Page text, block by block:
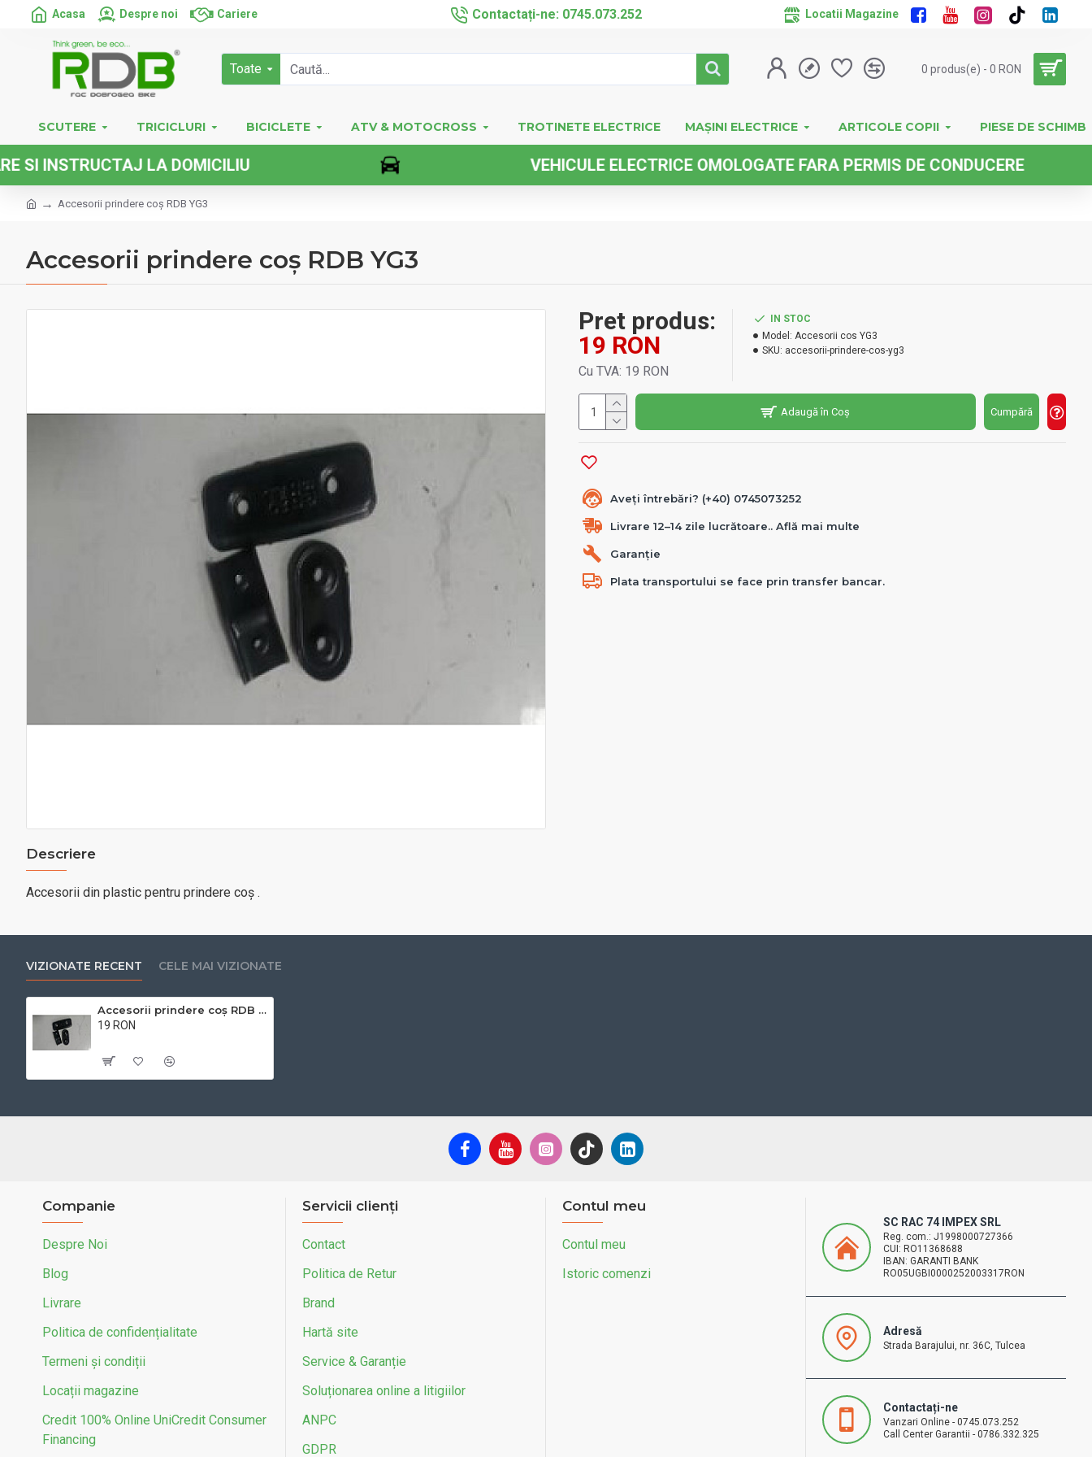
Acasa Despre noi Cariere Contactați-ne: 0745.073.252 Locatii Magazine
Toate 0 produs(e) - 0 RON
SCUTERE TRICICLURI BICICLETE ATV & MOTOCROSS TROTINETE ELECTRICE MAȘINI ELECTRICE ARTICOLE COPII PIESE DE SCHIMB
LA DOMICILIU VEHICULE ELECTRICE OMOLOGATE FARA PERMIS DE CONDUCERE
Accesorii prindere coș RDB YG3
Accesorii prindere coș RDB YG3
Descriere
Accesorii din plastic pentru prindere coș .
Pret produs:
19 RON
Cu TVA: 19 RON
IN STOC
Model: Accesorii cos YG3
SKU: accesorii-prindere-cos-yg3
Adaugă în Coș Cumpără
Aveți întrebări? (+40) 0745073252
Livrare 12–14 zile lucrătoare.. Află mai multe
Garanție
Plata transportului se face prin transfer bancar.
VIZIONATE RECENT CELE MAI VIZIONATE
Accesorii prindere coș RDB YG3
19 RON
Companie
Despre Noi
Blog
Livrare
Politica de confidențialitate
Termeni și condiții
Locații magazine
Credit 100% Online UniCredit Consumer
Financing
Servicii clienți
Contact
Politica de Retur
Brand
Hartă site
Service & Garanție
Soluționarea online a litigiilor
ANPC
GDPR
Contul meu
Contul meu
Istoric comenzi
SC RAC 74 IMPEX SRL
Reg. com.: J1998000727366
CUI: RO11368688
IBAN: GARANTI BANK
RO05UGBI0000252003317RON
Adresă
Strada Barajului, nr. 36C, Tulcea
Contactați-ne
Vanzari Online - 0745.073.252
Call Center Garantii - 0786.332.325